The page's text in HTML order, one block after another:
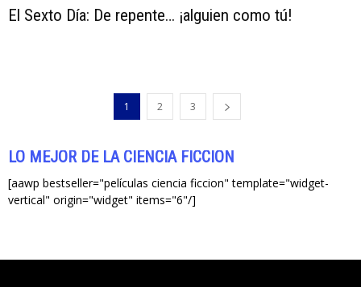
El Sexto Día: De repente… ¡alguien como tú!
1 2 3
LO MEJOR DE LA CIENCIA FICCIÓN
[aawp bestseller="películas ciencia ficcion" template="widget-
vertical" origin="widget" items="6"/]